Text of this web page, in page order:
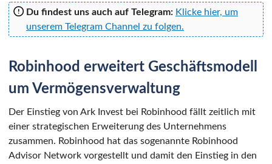
Du findest uns auch auf Telegram: Klicke hier, um
unserem Telegram Channel zu folgen.
Robinhood erweitert Geschäftsmodell
um Vermögensverwaltung
Der Einstieg von Ark Invest bei Robinhood fällt zeitlich mit
einer strategischen Erweiterung des Unternehmens
zusammen. Robinhood hat das sogenannte Robinhood
Advisor Network vorgestellt und damit den Einstieg in den